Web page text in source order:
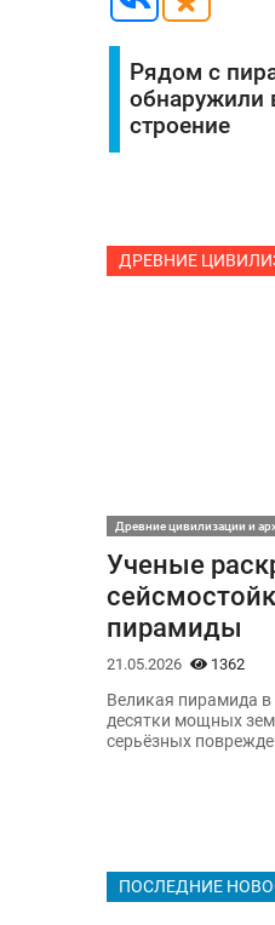
Рядом с
обнаружили
строение
ДРЕВНИЕ
Древние цивилизации и
Ученые
пирамиды
21.05.2026 1362
Великая пирамида
десятки мощных
серьёзных
ПОСЛЕДНИЕ